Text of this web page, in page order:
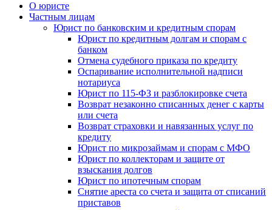
О юристе
Частным лицам
Юрист по банковским и кредитным спорам
Юрист по кредитным долгам и спорам с
банком
Отмена судебного приказа по кредиту
Оспаривание исполнительной надписи
нотариуса
Юрист по 115-ФЗ и разблокировке счета
Возврат незаконно списанных денег с карты
или счета
Возврат страховки и навязанных услуг по
кредиту
Юрист по микрозаймам и спорам с МФО
Юрист по коллекторам и защите от
взыскания долгов
Юрист по ипотечным спорам
Снятие ареста со счета и защита от списаний
приставов